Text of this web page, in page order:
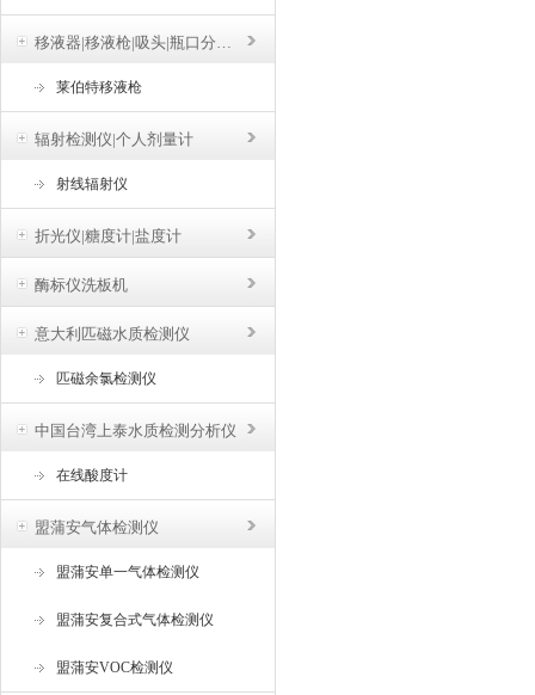
移液器|移液枪|吸头|瓶口分液器
莱伯特移液枪
辐射检测仪|个人剂量计
射线辐射仪
折光仪|糖度计|盐度计
酶标仪洗板机
意大利匹磁水质检测仪
匹磁余氯检测仪
中国台湾上泰水质检测分析仪
在线酸度计
盟蒲安气体检测仪
盟蒲安单一气体检测仪
盟蒲安复合式气体检测仪
盟蒲安VOC检测仪